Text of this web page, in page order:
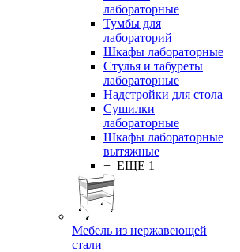
лабораторные
Тумбы для
лабораторий
Шкафы лабораторные
Стулья и табуреты
лабораторные
Надстройки для стола
Сушилки
лабораторные
Шкафы лабораторные
вытяжные
+ ЕЩЕ 1
Мебель из нержавеющей
стали